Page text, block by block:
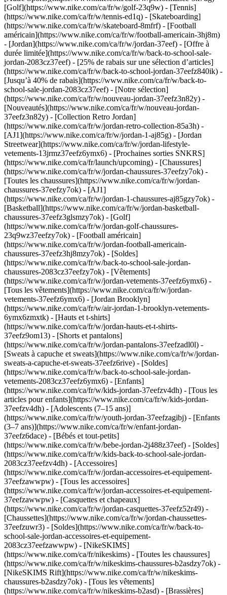
[Golf](https://www.nike.com/ca/fr/w/golf-23q9w) - [Tennis]
(https://www.nike.com/ca/fr/w/tennis-ed1q) - [Skateboarding]
(https://www.nike.com/ca/fr/w/skateboard-8mfrf) - [Football
américain](https://www.nike.com/ca/fr/w/football-americain-3hj8m)
- [Jordan](https://www.nike.com/ca/fr/w/jordan-37eef) - [Offre à
durée limitée](https://www.nike.com/ca/fr/w/back-to-school-sale-
jordan-2083cz37eef) - [25% de rabais sur une sélection d’articles]
(https://www.nike.com/ca/fr/w/back-to-school-jordan-37eefz840ik) -
[Jusqu’à 40% de rabais](https://www.nike.com/ca/fr/w/back-to-
school-sale-jordan-2083cz37eef) - [Notre sélection]
(https://www.nike.com/ca/fr/w/nouveau-jordan-37eefz3n82y) -
[Nouveautés](https://www.nike.com/ca/fr/w/nouveau-jordan-
37eefz3n82y) - [Collection Retro Jordan]
(https://www.nike.com/ca/fr/w/jordan-retro-collection-85a3h) -
[AJ1](https://www.nike.com/ca/fr/w/jordan-1-aj85g) - [Jordan
Streetwear](https://www.nike.com/ca/fr/w/jordan-lifestyle-
vetements-13jrmz37eefz6ymx6) - [Prochaines sorties SNKRS]
(https://www.nike.com/ca/fr/launch/upcoming) - [Chaussures]
(https://www.nike.com/ca/fr/w/jordan-chaussures-37eefzy7ok) -
[Toutes les chaussures](https://www.nike.com/ca/fr/w/jordan-
chaussures-37eefzy7ok) - [AJ1]
(https://www.nike.com/ca/fr/w/jordan-1-chaussures-aj85gzy7ok) -
[Basketball](https://www.nike.com/ca/fr/w/jordan-basketball-
chaussures-37eefz3glsmzy7ok) - [Golf]
(https://www.nike.com/ca/fr/w/jordan-golf-chaussures-
23q9wz37eefzy7ok) - [Football américain]
(https://www.nike.com/ca/fr/w/jordan-football-americain-
chaussures-37eefz3hj8mzy7ok) - [Soldes]
(https://www.nike.com/ca/fr/w/back-to-school-sale-jordan-
chaussures-2083cz37eefzy7ok) - [Vêtements]
(https://www.nike.com/ca/fr/w/jordan-vetements-37eefz6ymx6) -
[Tous les vêtements](https://www.nike.com/ca/fr/w/jordan-
vetements-37eefz6ymx6) - [Jordan Brooklyn]
(https://www.nike.com/ca/fr/w/air-jordan-1-brooklyn-vetements-
6ymx6zmxtk) - [Hauts et t-shirts]
(https://www.nike.com/ca/fr/w/jordan-hauts-et-t-shirts-
37eefz9om13) - [Shorts et pantalons]
(https://www.nike.com/ca/fr/w/jordan-pantalons-37eefzadl0l) -
[Sweats à capuche et sweats](https://www.nike.com/ca/fr/w/jordan-
sweats-a-capuche-et-sweats-37eefz6rive) - [Soldes]
(https://www.nike.com/ca/fr/w/back-to-school-sale-jordan-
vetements-2083cz37eefz6ymx6) - [Enfants]
(https://www.nike.com/ca/fr/w/kids-jordan-37eefzv4dh) - [Tous les
articles pour enfants](https://www.nike.com/ca/fr/w/kids-jordan-
37eefzv4dh) - [Adolescents (7–15 ans)]
(https://www.nike.com/ca/fr/w/youth-jordan-37eefzagibj) - [Enfants
(3–7 ans)](https://www.nike.com/ca/fr/w/enfant-jordan-
37eefz6dace) - [Bébés et tout-petits]
(https://www.nike.com/ca/fr/w/bebe-jordan-2j488z37eef) - [Soldes]
(https://www.nike.com/ca/fr/w/kids-back-to-school-sale-jordan-
2083cz37eefzv4dh) - [Accessoires]
(https://www.nike.com/ca/fr/w/jordan-accessoires-et-equipement-
37eefzawwpw) - [Tous les accessoires]
(https://www.nike.com/ca/fr/w/jordan-accessoires-et-equipement-
37eefzawwpw) - [Casquettes et chapeaux]
(https://www.nike.com/ca/fr/w/jordan-casquettes-37eefz52r49) -
[Chaussettes](https://www.nike.com/ca/fr/w/jordan-chaussettes-
37eefzuwr3) - [Soldes](https://www.nike.com/ca/fr/w/back-to-
school-sale-jordan-accessoires-et-equipement-
2083cz37eefzawwpw) - [NikeSKIMS]
(https://www.nike.com/ca/fr/nikeskims) - [Toutes les chaussures]
(https://www.nike.com/ca/fr/w/nikeskims-chaussures-b2asdzy7ok) -
[NikeSKIMS Rift](https://www.nike.com/ca/fr/w/nikeskims-
chaussures-b2asdzy7ok) - [Tous les vêtements]
(https://www.nike.com/ca/fr/w/nikeskims-b2asd) - [Brassières]